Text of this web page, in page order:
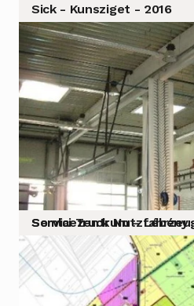
Sick - Kunsziget - 2016
Somlai Truck Nutzfahrzeughandel und Servicezentrum –